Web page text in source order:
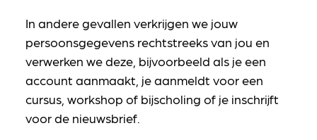
In andere gevallen verkrijgen we jouw
persoonsgegevens rechtstreeks van jou en
verwerken we deze, bijvoorbeeld als je een
account aanmaakt, je aanmeldt voor een
cursus, workshop of bijscholing of je inschrijft
voor de nieuwsbrief.